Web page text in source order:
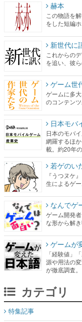
赫本
この物語を
をした短編
新世代に
これからの
を追い、彼
ゲーム世
ゲームに多
のコンテン
日本モバ
日本のモバ
網羅するほ
載。約20年
若ゲのい
『うつヌケ
生によるゲ
なんでゲ
ゲーム開発
な形から解
ゲームが
「経験値」
源や用法の
が徹底調査。
カテゴリ
特集記事